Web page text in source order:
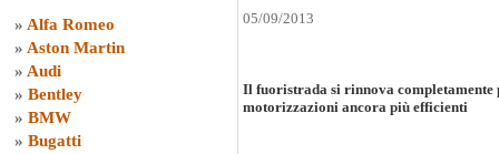
» Alfa Romeo
» Aston Martin
» Audi
» Bentley
» BMW
» Bugatti
05/09/2013
Il fuoristrada si rinnova
motorizzazioni ancora più efficienti